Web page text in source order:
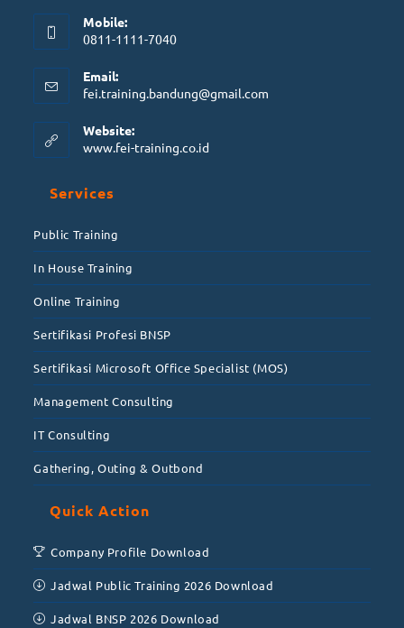
Mobile:
0811-1111-7040
Email:
fei.training.bandung@gmail.com
Website:
www.fei-training.co.id
Services
Public Training
In House Training
Online Training
Sertifikasi Profesi BNSP
Sertifikasi Microsoft Office Specialist (MOS)
Management Consulting
IT Consulting
Gathering, Outing & Outbond
Quick Action
Company Profile Download
Jadwal Public Training 2026 Download
Jadwal BNSP 2026 Download